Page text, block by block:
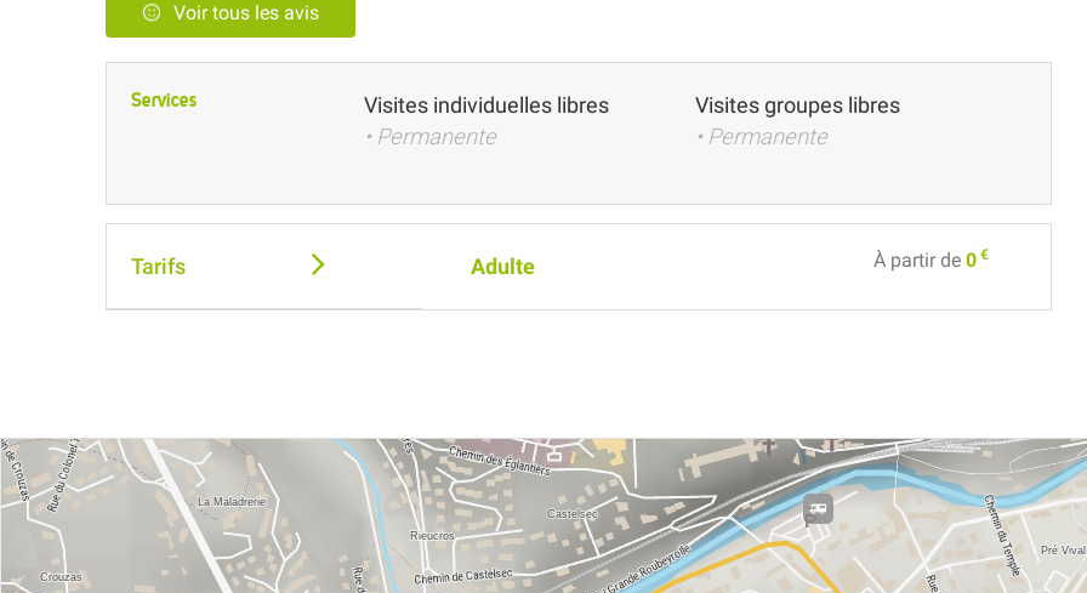
Voir tous les avis
Services
Visites individuelles libres
• Permanente
Visites groupes libres
• Permanente
Tarifs Adulte À partir de0 €